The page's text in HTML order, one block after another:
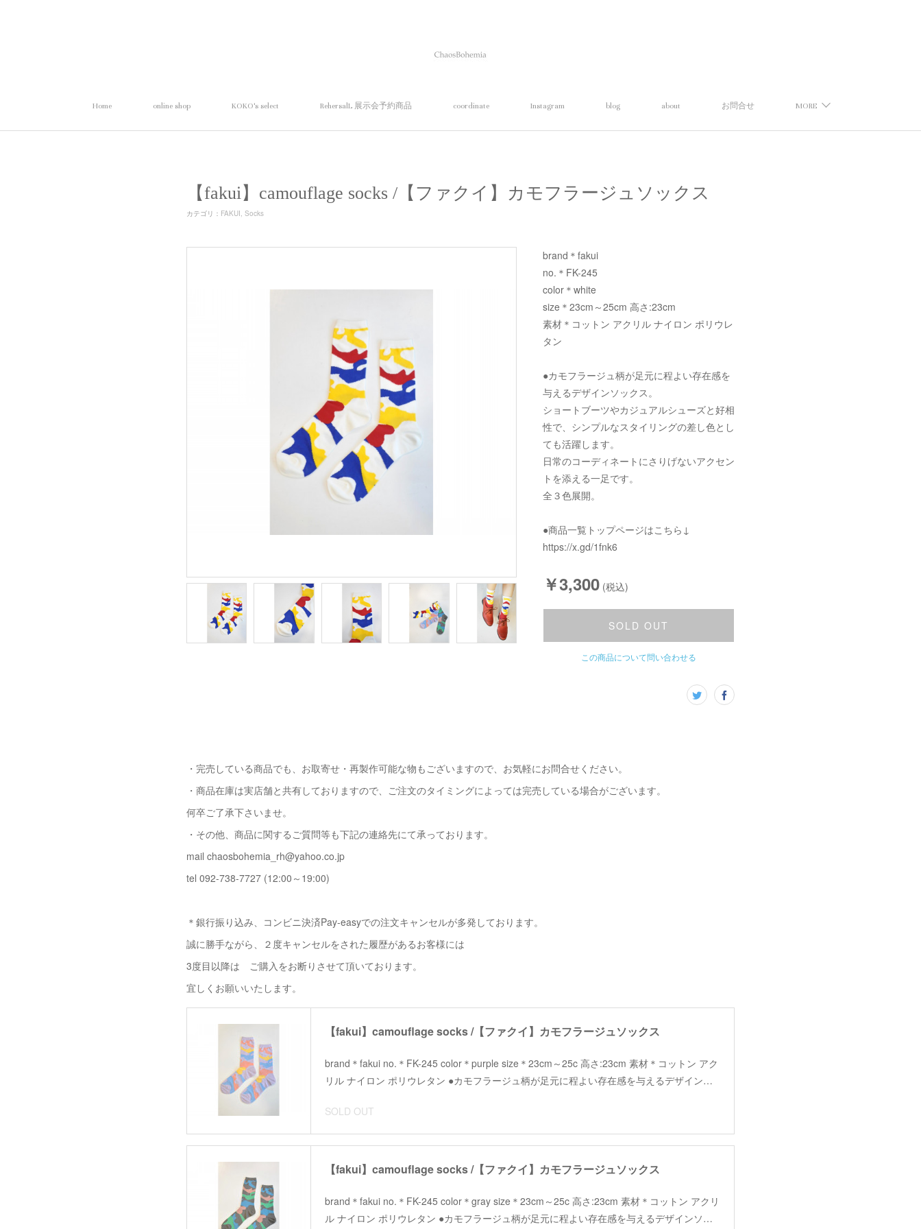
Home online shop KOKO's select RehersalL 展示会予約商品 coordinate Instagram blog about お問合せ MORE
【fakui】camouflage socks /【ファクイ】カモフラージュソックス
カテゴリ ： FAKUI Socks
brand＊fakui
no.＊FK-245
color＊white
size＊23cm～25cm 高さ:23cm
素材＊コットン アクリル ナイロン ポリウレ
タン
●カモフラージュ柄が足元に程よい存在感を
与えるデザインソックス。
ショートブーツやカジュアルシューズと好相
性で、シンプルなスタイリングの差し色とし
ても活躍します。
日常のコーディネートにさりげないアクセン
トを添える一足です。
全３色展開。
●商品一覧トップページはこちら↓
https://x.gd/1fnk6
￥3,300 (税込)
SOLD OUT
この商品について問い合わせる
・完売している商品でも、お取寄せ・再製作可能な物もございますので、お気軽にお問合せください。
・商品在庫は実店舗と共有しておりますので、ご注文のタイミングによっては完売している場合がございます。
何卒ご了承下さいませ。
・その他、商品に関するご質問等も下記の連絡先にて承っております。
mail chaosbohemia_rh@yahoo.co.jp
tel 092-738-7727 (12:00～19:00)
＊銀行振り込み、コンビニ決済Pay-easyでの注文キャンセルが多発しております。
誠に勝手ながら、２度キャンセルをされた履歴があるお客様には
3度目以降は ご購入をお断りさせて頂いております。
宜しくお願いいたします。
【fakui】camouflage socks /【ファクイ】カモフラージュソックス
brand＊fakui no.＊FK-245 color＊purple size＊23cm～25c 高さ:23cm 素材＊コットン アク
リル ナイロン ポリウレタン ●カモフラージュ柄が足元に程よい存在感を与えるデザイン…
SOLD OUT
【fakui】camouflage socks /【ファクイ】カモフラージュソックス
brand＊fakui no.＊FK-245 color＊gray size＊23cm～25c 高さ:23cm 素材＊コットン アクリ
ル ナイロン ポリウレタン ●カモフラージュ柄が足元に程よい存在感を与えるデザインソ…